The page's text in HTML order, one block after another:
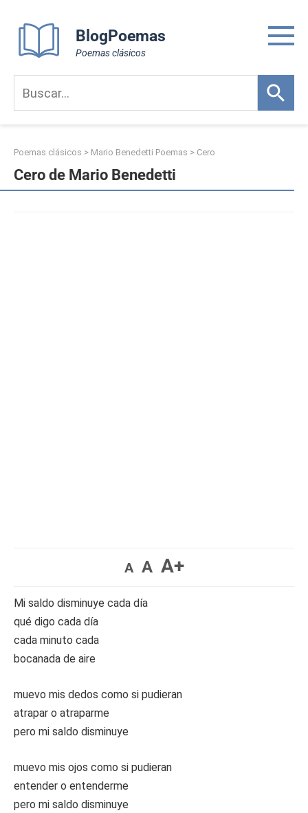
content
BlogPoemas
Poemas clásicos
Poemas clásicos > Mario Benedetti Poemas > Cero
Cero de Mario Benedetti
A A A+
Mi saldo disminuye cada día
qué digo cada día
cada minuto cada
bocanada de aire
muevo mis dedos como si pudieran
atrapar o atraparme
pero mi saldo disminuye
muevo mis ojos como si pudieran
entender o entenderme
pero mi saldo disminuye